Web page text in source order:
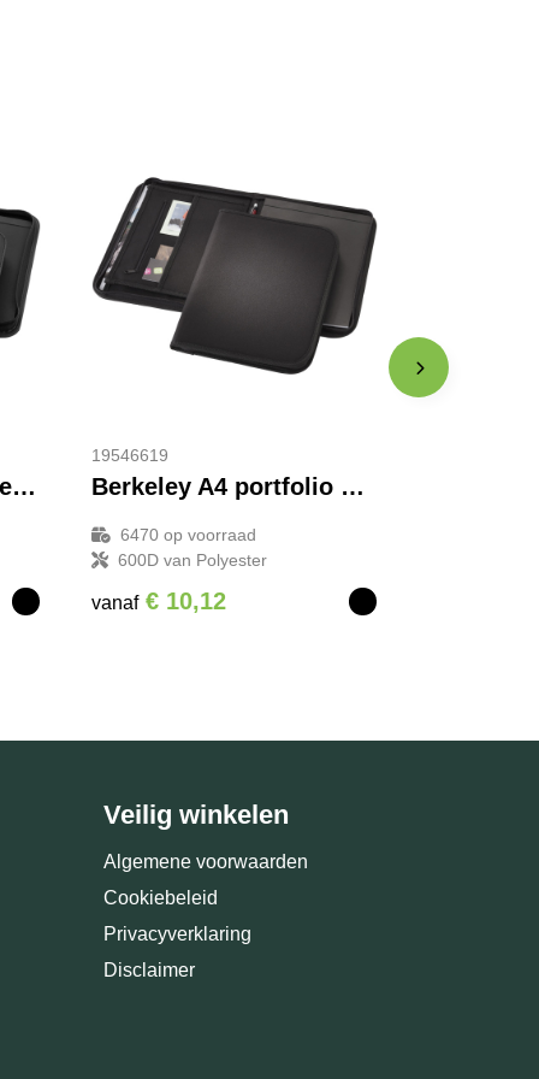
Ebony A4 portfolio met ritssluiting
19546619
Berkeley A4 portfolio met ritssluiting
6470 op voorraad
600D van Polyester
vanaf € 10,12
Veilig winkelen
Algemene voorwaarden
Cookiebeleid
Privacyverklaring
Disclaimer